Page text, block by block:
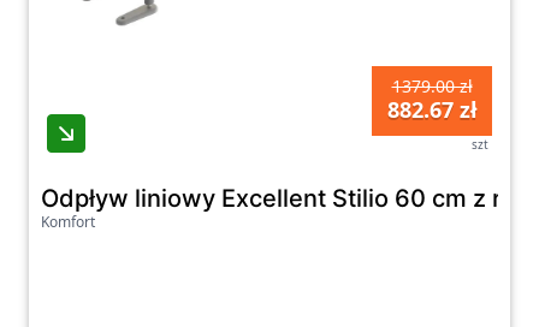
1379.00 zł
882.67 zł
szt
Odpływ liniowy Excellent Stilio 60 cm z
Komfort